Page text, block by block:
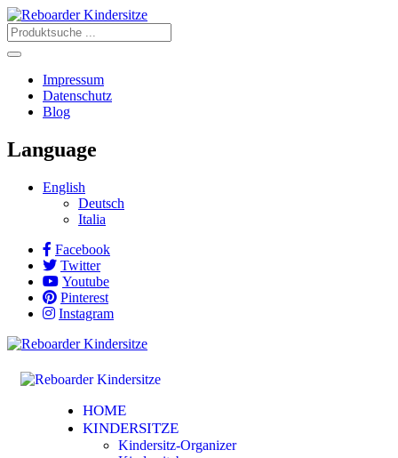
Impressum
Datenschutz
Blog
Language
English
Deutsch
Italia
Facebook
Twitter
Youtube
Pinterest
Instagram
HOME
KINDERSITZE
Kindersitz-Organizer